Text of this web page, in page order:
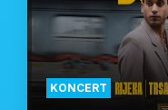
KONCERT